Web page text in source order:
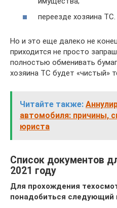
переезде хозяина ТС.
Но и это еще далеко не
приходится не просто
полностью обменивать
хозяина ТС будет «чистый»
Читайте также:
автомобиля: причины,
юриста
Список документов
2021 году
Для прохождения
понадобиться следующий